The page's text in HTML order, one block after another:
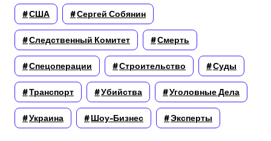
США Сергей Собянин
Следственный Комитет Смерть
Спецоперации Строительство Суды
Транспорт Убийства Уголовные Дела
Украина Шоу-Бизнес Эксперты